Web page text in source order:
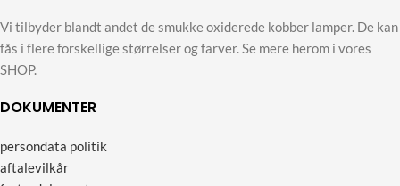
Vi tilbyder blandt andet de smukke oxiderede kobber lamper. De kan
fås i flere forskellige størrelser og farver. Se mere herom i vores
SHOP.
DOKUMENTER
persondata politik
aftalevilkår